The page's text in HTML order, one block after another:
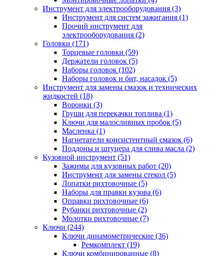
Инструмент для электрооборудования (3)
Инструмент для систем зажигания (1)
Прочий инструмент для
электрооборудования (2)
Головки (171)
Торцевые головки (59)
Держатели головок (5)
Наборы головок (102)
Наборы головок и бит, насадок (5)
Инструмент для замены смазок и технических
жидкостей (18)
Воронки (3)
Груши для перекачки топлива (1)
Ключи для малосливных пробок (5)
Масленка (1)
Нагнетатели консистентный смазок (6)
Поддоны и штуцера для слива масла (2)
Кузовной инструмент (51)
Зажимы для кузовных работ (20)
Инструмент для замены стекол (5)
Лопатки рихтовочные (5)
Наборы для правки кузова (6)
Оправки рихтовочные (6)
Рубанки рихтовочные (2)
Молотки рихтовочные (7)
Ключи (244)
Ключи динамометрические (36)
Ремкомплект (19)
Ключи комбинированные (8)